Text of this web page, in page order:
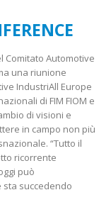
Comitato Automotive
una riunione
IndustriAll Europe
di FIM FIOM e
di visioni e
in campo non più
“Tutto il
ricorrente
può
succedendo